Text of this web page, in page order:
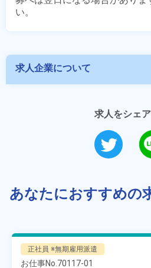
求人企業について
求人をシェ
あなたにおすすめの
正社員 ※無期雇用派遣
お仕事No. 70117-01